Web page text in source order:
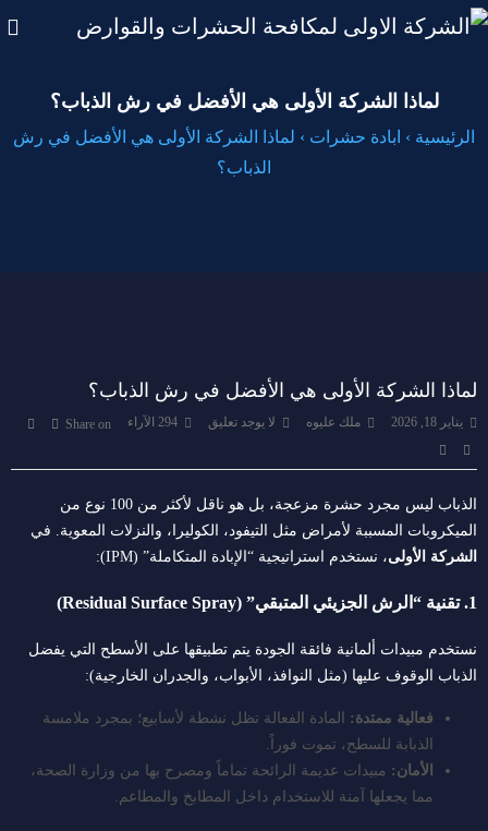
لماذا الشركة الأولى هي الأفضل في رش الذباب؟
الرئيسية › ابادة حشرات › لماذا الشركة الأولى هي الأفضل في رش
الذباب؟
لماذا الشركة الأولى هي الأفضل في رش الذباب؟
يناير 18, 2026 ملك عليوه لا يوجد تعليق الآراء Share on
الذباب ليس مجرد حشرة مزعجة، بل هو ناقل لأكثر من 100 نوع من
الميكروبات المسببة لأمراض مثل التيفود، الكوليرا، والنزلات المعوية. في
الشركة الأولى، نستخدم استراتيجية “الإبادة المتكاملة” (IPM):
1. تقنية “الرش الجزيئي المتبقي” (Residual Surface Spray)
نستخدم مبيدات ألمانية فائقة الجودة يتم تطبيقها على الأسطح التي يفضل
الذباب الوقوف عليها (مثل النوافذ، الأبواب، والجدران الخارجية):
فعالية ممتدة: المادة الفعالة تظل نشطة لأسابيع؛ بمجرد ملامسة
الذبابة للسطح، تموت فوراً.
الأمان: مبيدات عديمة الرائحة تماماً ومصرح بها من وزارة الصحة،
مما يجعلها آمنة للاستخدام داخل المطابخ والمطاعم.